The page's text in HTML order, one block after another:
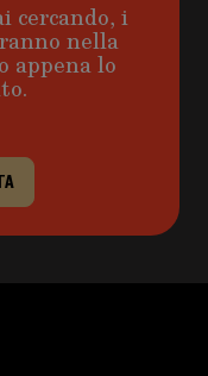
cercando, i
nella
appena lo